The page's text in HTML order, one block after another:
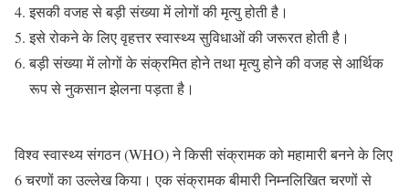
इसकी वजह से बड़ी संख्या में लोगों की मृत्यु होती है।
इसे रोकने के लिए वृहत्तर स्वास्थ्य सुविधाओं की जरूरत होती है।
बड़ी संख्या में लोगों के संक्रमित होने तथा मृत्यु होने की वजह से आर्थिक
रूप से नुकसान झेलना पड़ता है।
विश्व स्वास्थ्य संगठन (WHO) ने किसी संक्रामक को महामारी बनने के लिए
6 चरणों का उल्लेख किया। एक संक्रामक बीमारी निम्नलिखित चरणों से